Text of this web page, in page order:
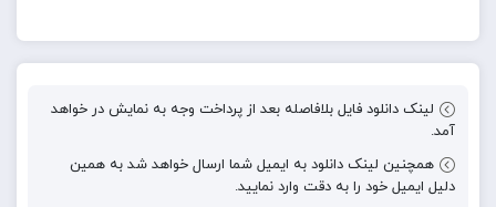
لینک دانلود فایل بلافاصله بعد از پرداخت وجه به نمایش در خواهد
آمد.
همچنین لینک دانلود به ایمیل شما ارسال خواهد شد به همین
دلیل ایمیل خود را به دقت وارد نمایید.